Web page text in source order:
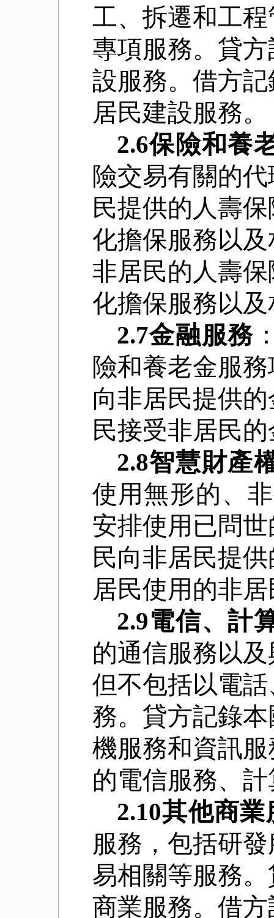
工、拆遷和工
專項服務。貸
設服務。借方
居民建設服務。
2.6保險和養
險交易有關的
民提供的人壽
化擔保服務以
非居民的人壽
化擔保服務以
2.7金融服務
險和養老金服
向非居民提供
民接受非居民
2.8智慧財產
使用無形的、
安排使用已問
民向非居民提
居民使用的非
2.9電信、計
的通信服務以
但不包括以電
務。貸方記錄
機服務和資訊
的電信服務、
2.10其他商業
服務，包括研
易相關等服務
商業服務。借